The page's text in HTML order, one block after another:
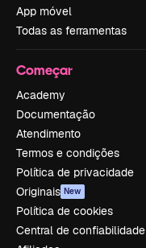
App móvel
Todas as ferramentas
Começar
Academy
Documentação
Atendimento
Termos e condições
Política de privacidade
Originais New
Política de cookies
Central de confiabilidade